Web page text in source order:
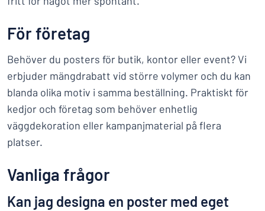
För företag
Behöver du posters för butik, kontor eller event? Vi
erbjuder mängdrabatt vid större volymer och du kan
blanda olika motiv i samma beställning. Praktiskt för
kedjor och företag som behöver enhetlig
väggdekoration eller kampanjmaterial på flera
platser.
Vanliga frågor
Kan jag designa en poster med eget